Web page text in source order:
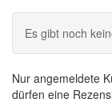
Es gibt noch
Nur angemeldete
dürfen eine